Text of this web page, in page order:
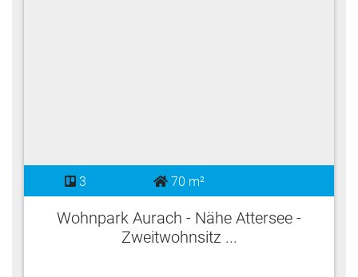
3 70 m²
Wohnpark Aurach - Nähe Attersee -
Zweitwohnsitz ...